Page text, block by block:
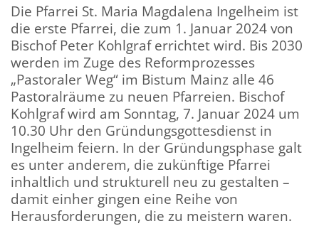
Die Pfarrei St. Maria Magdalena Ingelheim ist
die erste Pfarrei, die zum 1. Januar 2024 von
Bischof Peter Kohlgraf errichtet wird. Bis 2030
werden im Zuge des Reformprozesses
„Pastoraler Weg“ im Bistum Mainz alle 46
Pastoralräume zu neuen Pfarreien. Bischof
Kohlgraf wird am Sonntag, 7. Januar 2024 um
10.30 Uhr den Gründungsgottesdienst in
Ingelheim feiern. In der Gründungsphase galt
es unter anderem, die zukünftige Pfarrei
inhaltlich und strukturell neu zu gestalten –
damit einher gingen eine Reihe von
Herausforderungen, die zu meistern waren.